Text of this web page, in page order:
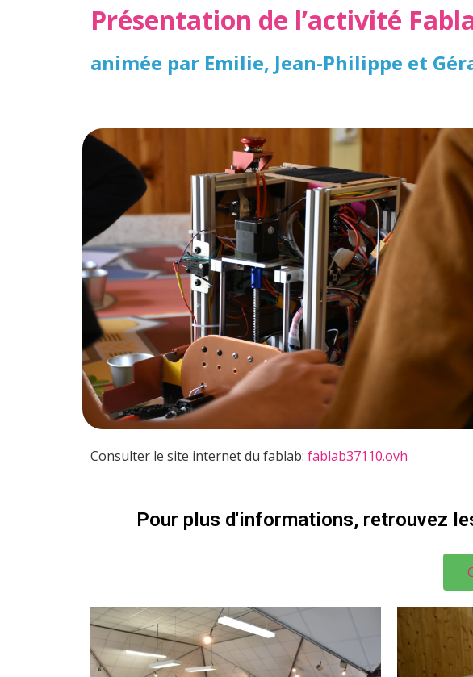
Présentation de l’activité
animée par Emilie, Jean-Philippe et
Consulter le site internet du fablab: fablab37110.ovh
Pour plus d'informations, retrouvez